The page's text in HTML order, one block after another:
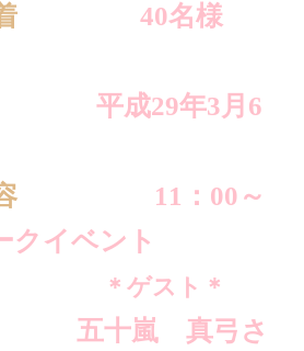
40名様
平成29年3月6
11：00～
イベント
ト＊
真弓さ